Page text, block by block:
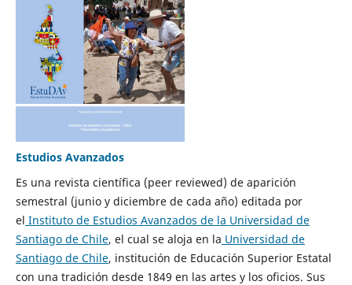
Estudios Avanzados
Es una revista científica (peer reviewed) de aparición
semestral (junio y diciembre de cada año) editada por
el Instituto de Estudios Avanzados de la Universidad de
Santiago de Chile, el cual se aloja en la Universidad de
Santiago de Chile, institución de Educación Superior Estatal
con una tradición desde 1849 en las artes y los oficios. Sus